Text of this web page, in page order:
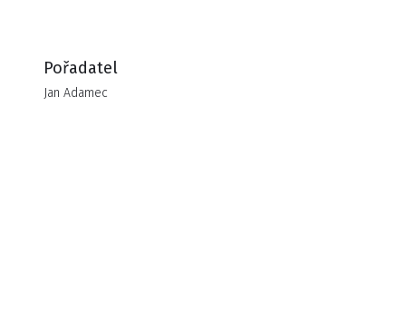
Pořadatel
Jan Adamec